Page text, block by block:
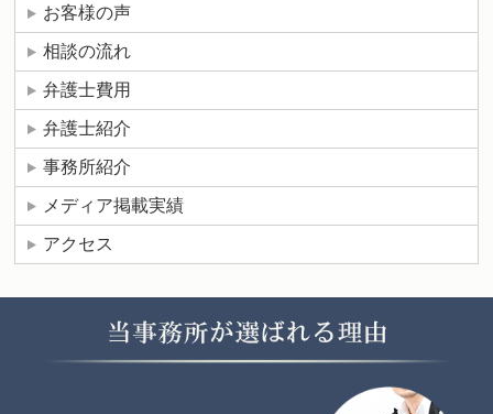
お客様の声
相談の流れ
弁護士費用
弁護士紹介
事務所紹介
メディア掲載実績
アクセス